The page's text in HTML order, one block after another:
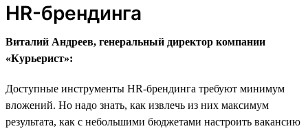
HR-брендинга
Виталий Андреев, генеральный директор компании
«Курьерист»:
Доступные инструменты HR-брендинга требуют минимум
вложений. Но надо знать, как извлечь из них максимум
результата, как с небольшими бюджетами настроить вакансию